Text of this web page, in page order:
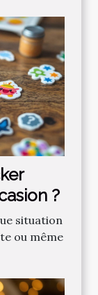
?
situation
ou même